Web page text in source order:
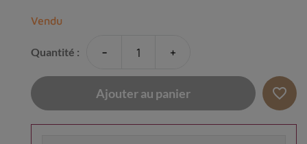
Vendu
Quantité : - +
Ajouter au panier favorite_border